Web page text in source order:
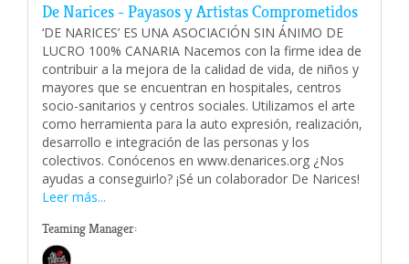
De Narices - Payasos y Artistas Comprometidos
‘DE NARICES’ ES UNA ASOCIACIÓN SIN ÁNIMO DE
LUCRO 100% CANARIA Nacemos con la firme idea de
contribuir a la mejora de la calidad de vida, de niños y
mayores que se encuentran en hospitales, centros
socio-sanitarios y centros sociales. Utilizamos el arte
como herramienta para la auto expresión, realización,
desarrollo e integración de las personas y los
colectivos. Conócenos en www.denarices.org ¿Nos
ayudas a conseguirlo? ¡Sé un colaborador De Narices!
Leer más...
Teaming Manager: